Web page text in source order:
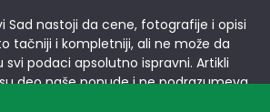
Sad nastoji da cene, fotografije i opisi
tačniji i kompletniji, ali ne može da
podaci apsolutno ispravni. Artikli
deo naše ponude i ne podrazumeva